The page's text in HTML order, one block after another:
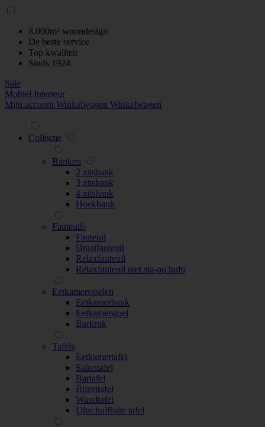
8.000m² woondesign
De beste service
Top kwaliteit
Sinds 1924
Sale
Mobiel Interieur
Mijn account Winkelwagen Winkelwagen
Collectie
Banken
2 zitsbank
3 zitsbank
4 zitsbank
Hoekbank
Fauteuils
Fauteuil
Draaifauteuil
Relaxfauteuil
Relaxfauteuil met sta-op hulp
Eetkamerstoelen
Eetkamerbank
Eetkamerstoel
Barkruk
Tafels
Eetkamertafel
Salontafel
Bartafel
Bijzettafel
Wandtafel
Uitschuifbare tafel